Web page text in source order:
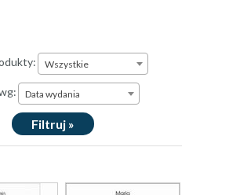
Wszystkie
Data wydania
Filtruj »